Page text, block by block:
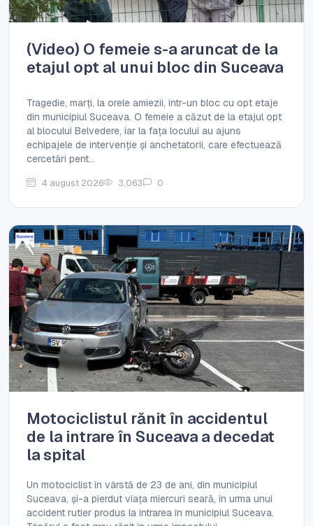
(Video) O femeie s-a aruncat de la
etajul opt al unui bloc din Suceava
Tragedie, marți, la orele amiezii, într-un bloc cu opt etaje
din municipiul Suceava. O femeie a căzut de la etajul opt
al blocului Belvedere, iar la fața locului au ajuns
echipajele de intervenție și anchetatorii, care efectuează
cercetări pent...
4 august 2026 3,063 0
Motociclistul rănit în accidentul
de la intrare în Suceava a decedat
la spital
Un motociclist în vârstă de 23 de ani, din municipiul
Suceava, și-a pierdut viața miercuri seară, în urma unui
accident rutier produs la intrarea în municipiul Suceava.